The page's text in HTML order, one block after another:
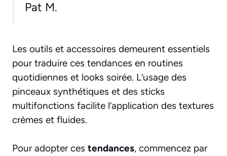
Pat M.
Les outils et accessoires demeurent essentiels
pour traduire ces tendances en routines
quotidiennes et looks soirée. L’usage des
pinceaux synthétiques et des sticks
multifonctions facilite l’application des textures
crèmes et fluides.
Pour adopter ces tendances, commencez par